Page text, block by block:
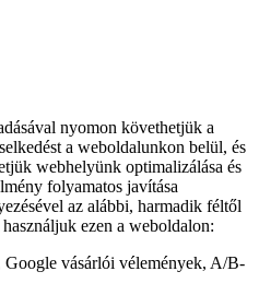
nyomon követhetjük a
a weboldalunkon belül, és
webhelyünk optimalizálása és
folyamatos javítása
az alábbi, harmadik féltől
ezen a weboldalon:
vásárlói vélemények, A/B-